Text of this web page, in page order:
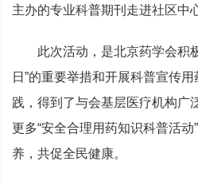
主办的专业科普期刊走进社区中
此次活动，是北京药学会积
日”的重要举措和开展科普宣传
践，得到了与会基层医疗机构广
更多“安全合理用药知识科普活
养，共促全民健康。